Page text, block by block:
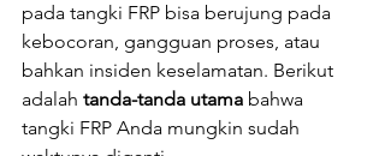
pada tangki FRP bisa berujung pada
kebocoran, gangguan proses, atau
bahkan insiden keselamatan. Berikut
adalah tanda-tanda utama bahwa
tangki FRP Anda mungkin sudah